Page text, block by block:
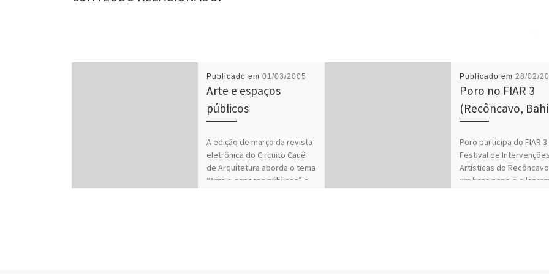
Publicado em01/03/2005
Arte e espaços
públicos
A edição de março da revista
eletrônica do Circuito Cauê
de Arquitetura aborda o tema
“Arte e espaços públicos” e
Publicado em 28/02/
Poro no FIAR 3
(Recôncavo,
Poro participa do FIAR 3
Festival de Intervenções
Artísticas do
um bate papo e o